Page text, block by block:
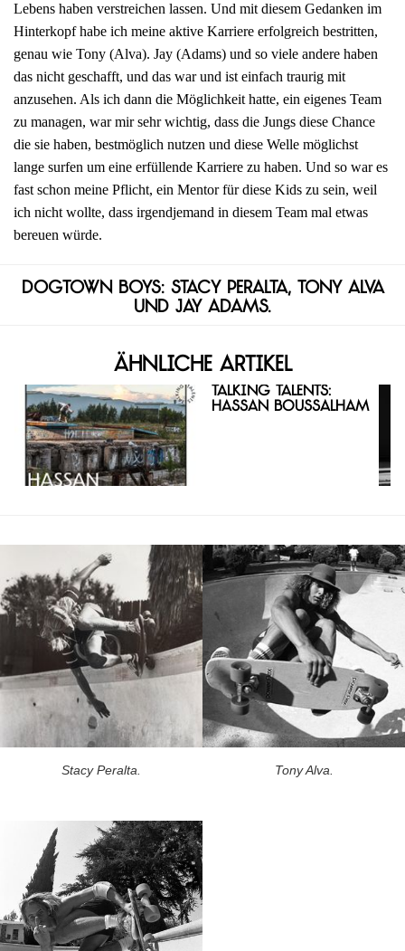
Lebens haben verstreichen lassen. Und mit diesem Gedanken im
Hinterkopf habe ich meine aktive Karriere erfolgreich bestritten,
genau wie Tony (Alva). Jay (Adams) und so viele andere haben
das nicht geschafft, und das war und ist einfach traurig mit
anzusehen. Als ich dann die Möglichkeit hatte, ein eigenes Team
zu managen, war mir sehr wichtig, dass die Jungs diese Chance
die sie haben, bestmöglich nutzen und diese Welle möglichst
lange surfen um eine erfüllende Karriere zu haben. Und so war es
fast schon meine Pflicht, ein Mentor für diese Kids zu sein, weil
ich nicht wollte, dass irgendjemand in diesem Team mal etwas
bereuen würde.
Dogtown Boys: Stacy Peralta, Tony Alva
und Jay Adams.
Ähnliche Artikel
Talking Talents:
Hassan Boussalham
Stacy Peralta. Tony Alva.